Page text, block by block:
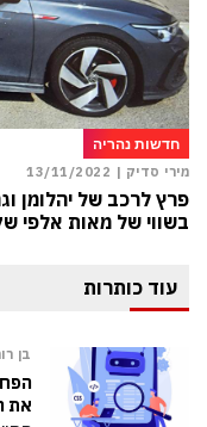
חדשות נהריה
מירי סדיק | 13/11/2022
פרץ לרכב של יהלומן
בשווי של מאות אלפי
עוד כותרות
בן
את